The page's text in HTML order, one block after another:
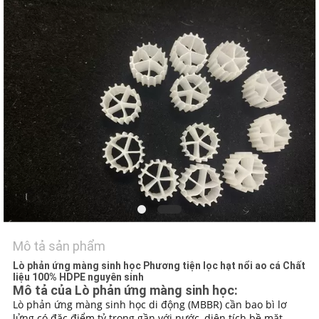
YÊU
CẦU
ĐẶT
GIÁ
SƠ
ĐỒ
TRANG
WEB
CHÍNH
SÁCH
Mô tả sản phẩm
Lò phản ứng màng sinh học Phương tiện lọc hạt nổi ao cá Chất
liệu 100% HDPE nguyên sinh
Mô tả của Lò phản ứng màng sinh học:
Lò phản ứng màng sinh học di động (MBBR) cần bao bì lơ